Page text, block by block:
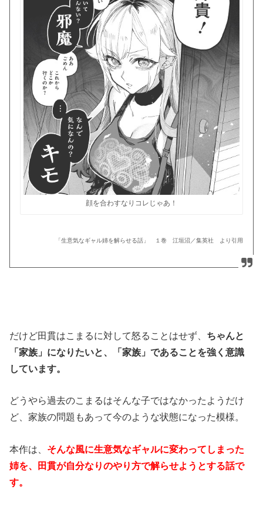
顔を合わすなりコレじゃあ！
「生意気なギャル姉を解らせる話」 １巻 江垣沼／集英社 より引用
だけど田貫はこまるに対して怒ることはせず、 ちゃんと
「家族」になりたいと、「家族」であることを強く意識
しています。
どうやら過去のこまるはそんな子ではなかったようだけ
ど、家族の問題もあって今のような状態になった模様。
本作は、 そんな風に生意気なギャルに変わってしまった
姉を、田貫が自分なりのやり方で解らせようとする話で
す。